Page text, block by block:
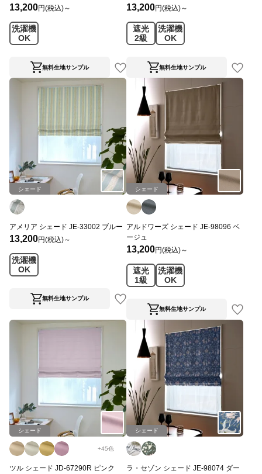
13,200円(税込)～
洗濯機
OK
無料生地サンプル
13,200円(税込)～
遮光
2級
洗濯機
OK
無料生地サンプル
シェード
アメリア シェード JE-33002 ブルー
13,200円(税込)～
洗濯機
OK
無料生地サンプル
シェード
アルドワーズ シェード JE-98096 ベ
ージュ
13,200円(税込)～
遮光
1級
洗濯機
OK
無料生地サンプル
シェード
+45色
ツル シェード JD-67290R ピンク
シェード
ラ・セゾン シェード JE-98074 ダー